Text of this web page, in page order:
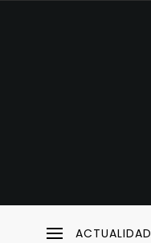
ACTUALIDAD